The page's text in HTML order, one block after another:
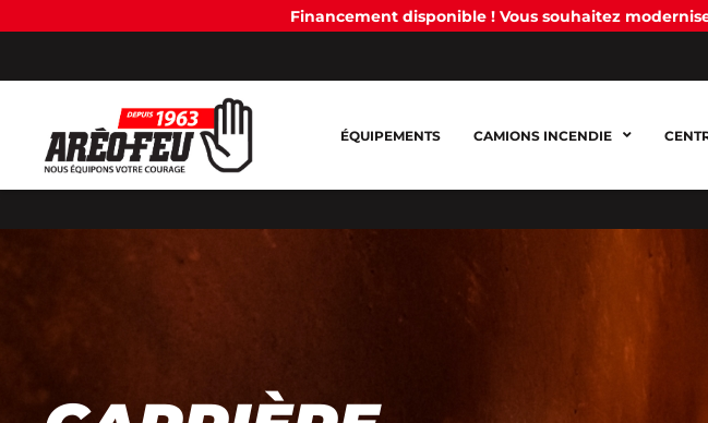
Financement disponible ! Vous souhaitez
ÉQUIPEMENTS CAMIONS INCENDIE